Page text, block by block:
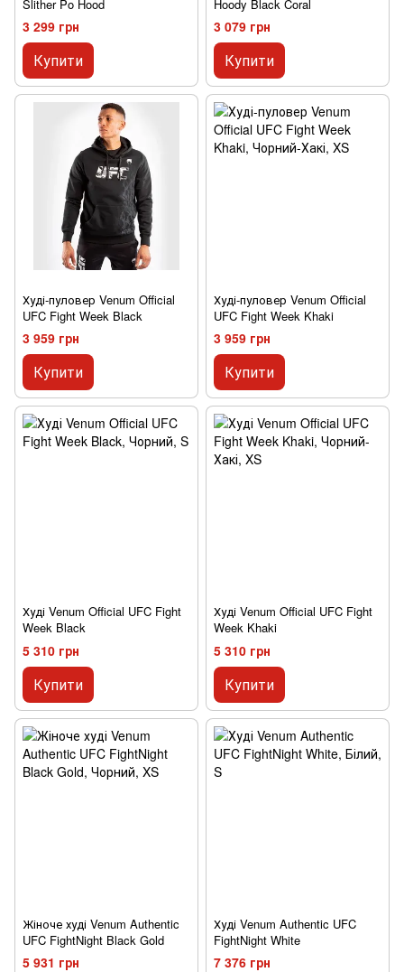
Slither Po Hood
3 299 грн
Купити
Hoody Black Coral
3 079 грн
Купити
Худі-пуловер Venum Official
UFC Fight Week Black
3 959 грн
Купити
Худі-пуловер Venum Official
UFC Fight Week Khaki
3 959 грн
Купити
Худі Venum Official UFC Fight
Week Black
5 310 грн
Купити
Худі Venum Official UFC Fight
Week Khaki
5 310 грн
Купити
Жіноче худі Venum Authentic
UFC FightNight Black Gold
5 931 грн
Худі Venum Authentic UFC
FightNight White
7 376 грн